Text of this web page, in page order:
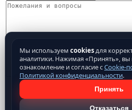
Мы используем cookiesдля
аналитики. Нажимая «Принять», вы
ознакомление и согласие сCookie-
Политикой конфиденциальности.
Принять
Отказаться